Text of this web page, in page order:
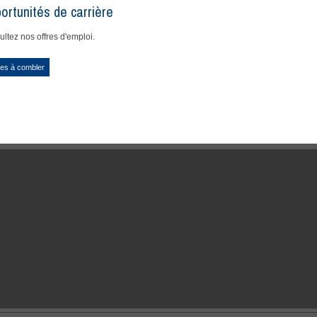
de carrière
nos offres d'emploi.
à combler